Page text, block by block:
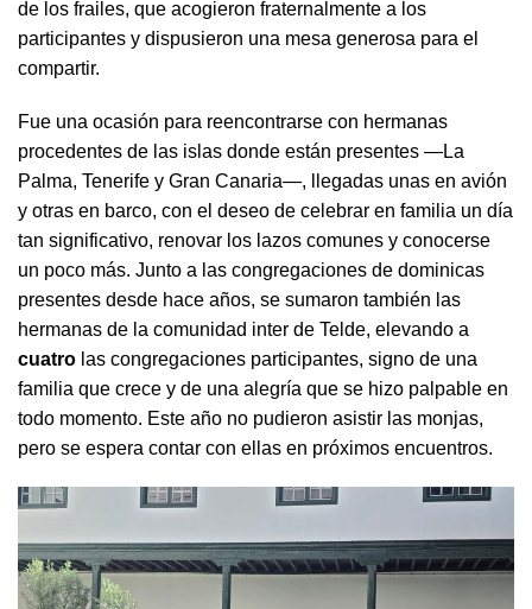
de los frailes, que acogieron fraternalmente a los
participantes y dispusieron una mesa generosa para el
compartir.
Fue una ocasión para reencontrarse con hermanas
procedentes de las islas donde están presentes —La
Palma, Tenerife y Gran Canaria—, llegadas unas en avión
y otras en barco, con el deseo de celebrar en familia un día
tan significativo, renovar los lazos comunes y conocerse
un poco más. Junto a las congregaciones de dominicas
presentes desde hace años, se sumaron también las
hermanas de la comunidad inter de Telde, elevando a
cuatro las congregaciones participantes, signo de una
familia que crece y de una alegría que se hizo palpable en
todo momento. Este año no pudieron asistir las monjas,
pero se espera contar con ellas en próximos encuentros.